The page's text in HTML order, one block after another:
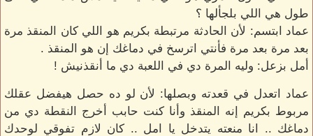
طول هي اللي بلجألها ؟
عماد ابتسم: لأن الحادثة مرتبطة بكريم هو اللي كان المنقذ مرة
بعد مرة بعد مرة فأنتي اترسخ في دماغك إن هو المنقذ .
أمل بزعل: وليه المرة دي في اللعبة دي ما أنقذنيش !
عماد اتعدل في قعدته وبصلها: لأن لو ده حصل هيفضل عقلك
مربوط بكريم إنه المنقذ وأنا كنت حابب أخرج النقطة دي من
دماغك .. انا منعته يتدخل يا امل .. كان لازم تفوقي لوحدك